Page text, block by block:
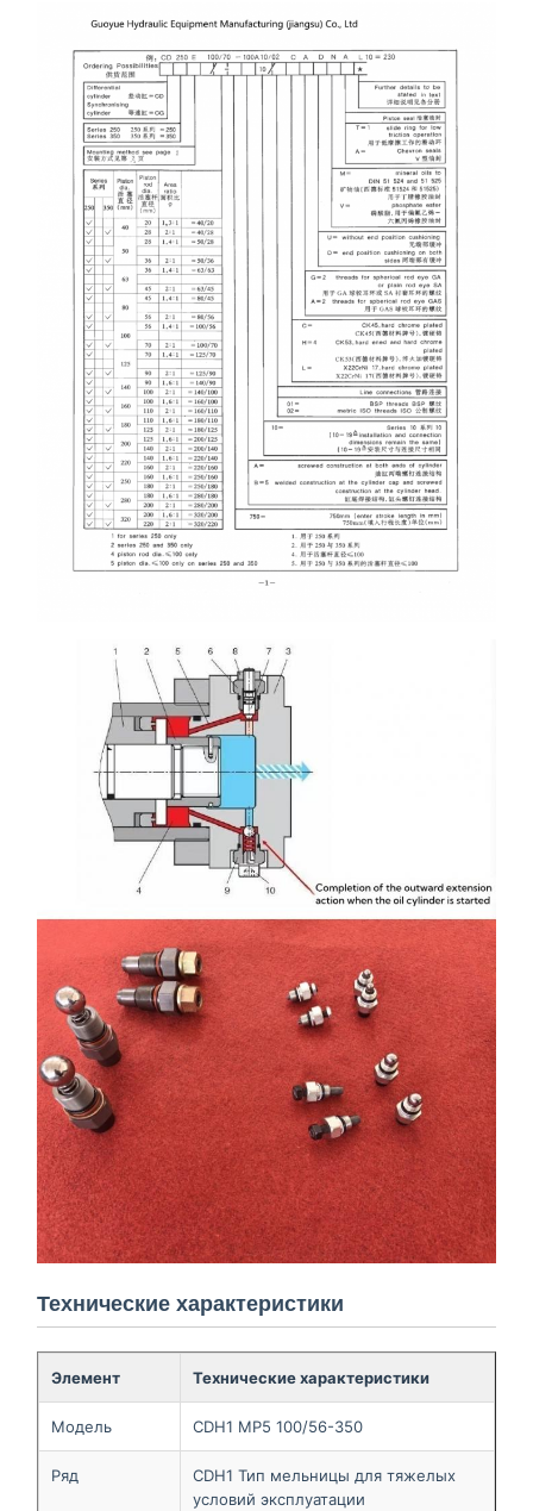
Технические характеристики
Элемент Технические характеристики
Модель CDH1 MP5 100/56-350
Ряд
CDH1 Тип мельницы для тяжелых
условий эксплуатации